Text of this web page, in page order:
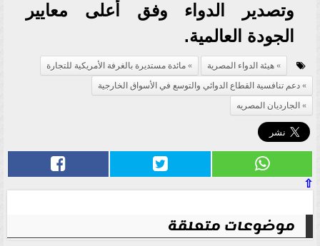
وتصدير الدواء وفق أعلى معايير
الجودة العالمية.
هيئة الدواء المصرية
مائدة مستديرة بالغرفة الأمريكية للتجارة
دعم تنافسية القطاع الدوائي والتوسع في الأسواق الخارجية
الجارديان المصريه
⇧
موضوعات متعلقة